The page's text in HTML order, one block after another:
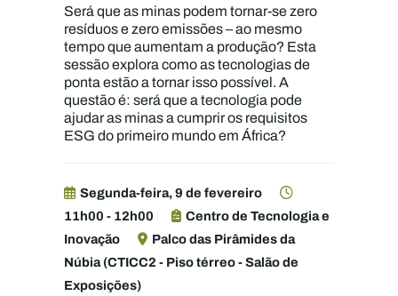
Será que as minas podem tornar-se zero
resíduos e zero emissões – ao mesmo
tempo que aumentam a produção? Esta
sessão explora como as tecnologias de
ponta estão a tornar isso possível. A
questão é: será que a tecnologia pode
ajudar as minas a cumprir os requisitos
ESG do primeiro mundo em África?
Segunda-feira, 9 de fevereiro
11h00 - 12h00
Centro de Tecnologia e
Inovação
Palco das Pirâmides da
Núbia (CTICC2 - Piso térreo - Salão de
Exposições)